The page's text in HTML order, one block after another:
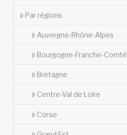
Par régions
Auvergne-Rhône-Alpes
Bourgogne-Franche-Comté
Bretagne
Centre-Val de Loire
Corse